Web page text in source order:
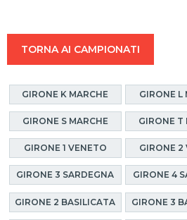
TORNA AI CAMPIONATI
GIRONE K MARCHE GIRONE L
GIRONE S MARCHE GIRONE T
GIRONE 1 VENETO GIRONE 2
GIRONE 3 SARDEGNA GIRONE 4
GIRONE 2 BASILICATA GIRONE 3